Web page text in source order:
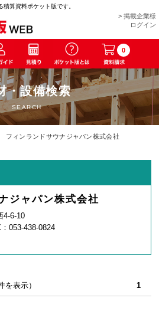
算資料ポケット版です。
> 掲載企業様
ログイン
0
・設備検索
SEARCH
フィンランドサウナジャパン株式会社
ジャパン株式会社
4-6-10
053-438-0824
を表示） 1